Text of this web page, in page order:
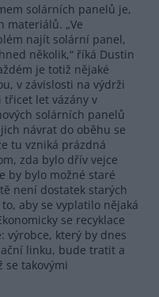
solárních panelů je,
materiálů. „Ve
najít solární panel,
několik,“ říká Dustin
je totiž nějaké
v závislosti na výdrži
třicet let vázány v
solárních panelů
návrat do oběhu se
tu vzniká prázdná
zda bylo dřív vejce
by bylo možné staré
není dostatek starých
aby se vyplatilo nějaká
se recyklace
výrobce, který by dnes
linku, bude tratit a
se takovými